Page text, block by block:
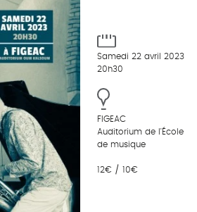
Samedi 22 avril 2023
20h30
FIGEAC
Auditorium de l'École
de musique
12€ / 10€